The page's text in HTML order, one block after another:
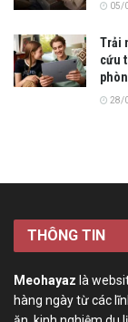
05/
Trải
cứu
28/
THÔNG TIN
Meohayaz là
hàng ngày từ các